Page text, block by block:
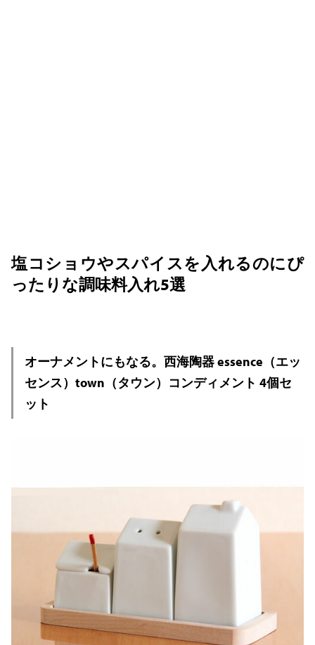
塩コショウやスパイスを入れるのにぴ
ったりな調味料入れ5選
オーナメントにもなる。西海陶器 essence（エッ
センス）town（タウン）コンディメント 4個セ
ット